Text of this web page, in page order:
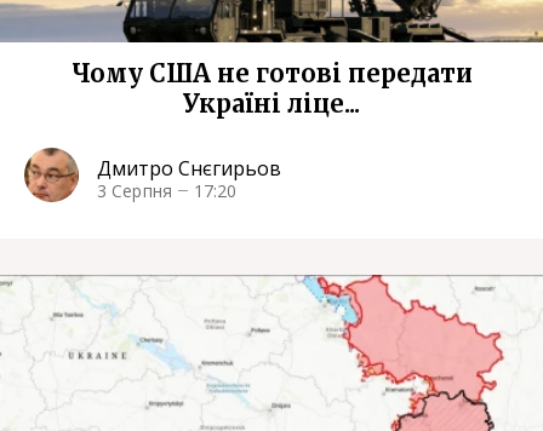
Чому США не готові передати
Україні ліце...
Дмитро Снєгирьов
3 Серпня 17:20